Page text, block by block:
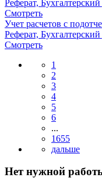
Реферат,
Смотреть
Учет расчетов с
Реферат,
Смотреть
1
2
3
4
5
6
...
1655
Нет нужной